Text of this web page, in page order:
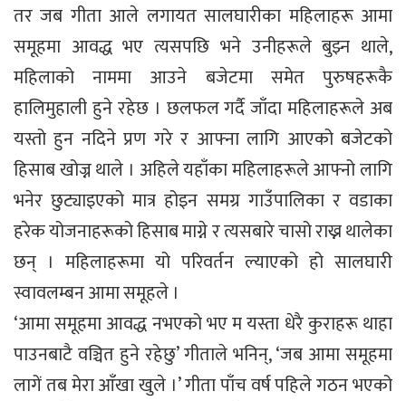
तर जब गीता आले लगायत सालघारीका महिलाहरू आमा
समूहमा आवद्ध भए त्यसपछि भने उनीहरूले बुझ्न थाले,
महिलाको नाममा आउने बजेटमा समेत पुरुषहरूकै
हालिमुहाली हुने रहेछ । छलफल गर्दै जाँदा महिलाहरूले अब
यस्तो हुन नदिने प्रण गरे र आफ्ना लागि आएको बजेटको
हिसाब खोज्न थाले । अहिले यहाँका महिलाहरूले आफ्नो लागि
भनेर छुट्याइएको मात्र होइन समग्र गाउँपालिका र वडाका
हरेक योजनाहरूको हिसाब माग्ने र त्यसबारे चासो राख्न थालेका
छन् । महिलाहरूमा यो परिवर्तन ल्याएको हो सालघारी
स्वावलम्बन आमा समूहले ।
‘आमा समूहमा आवद्ध नभएको भए म यस्ता धेरै कुराहरू थाहा
पाउनबाटै वञ्चित हुने रहेछु’ गीताले भनिन्, ‘जब आमा समूहमा
लागें तब मेरा आँखा खुले ।’ गीता पाँच वर्ष पहिले गठन भएको